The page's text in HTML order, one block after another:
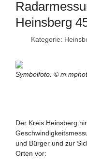
Heinsberg
Kategorie:
Symbolfoto: ©
Der Kreis Heinsberg
und Bürger und zur
Orten vor: